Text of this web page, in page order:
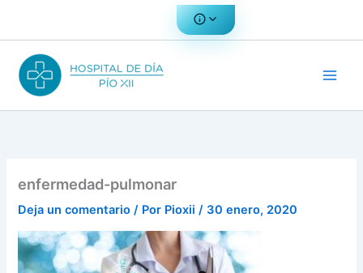
enfermedad-pulmonar
Deja un comentario / Por Pioxii/ 30 enero, 2020